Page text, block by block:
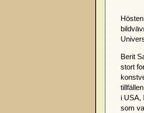
Berit
stort
i USA,
som